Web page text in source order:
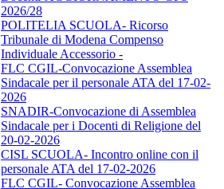
2026/28
POLITELIA SCUOLA- Ricorso
Tribunale di Modena Compenso
Individuale Accessorio -
FLC CGIL-Convocazione Assemblea
Sindacale per il personale ATA del 17-02-
2026
SNADIR-Convocazione di Assemblea
Sindacale per i Docenti di Religione del
20-02-2026
CISL SCUOLA- Incontro online con il
personale ATA del 17-02-2026
FLC CGIL- Convocazione Assemblea